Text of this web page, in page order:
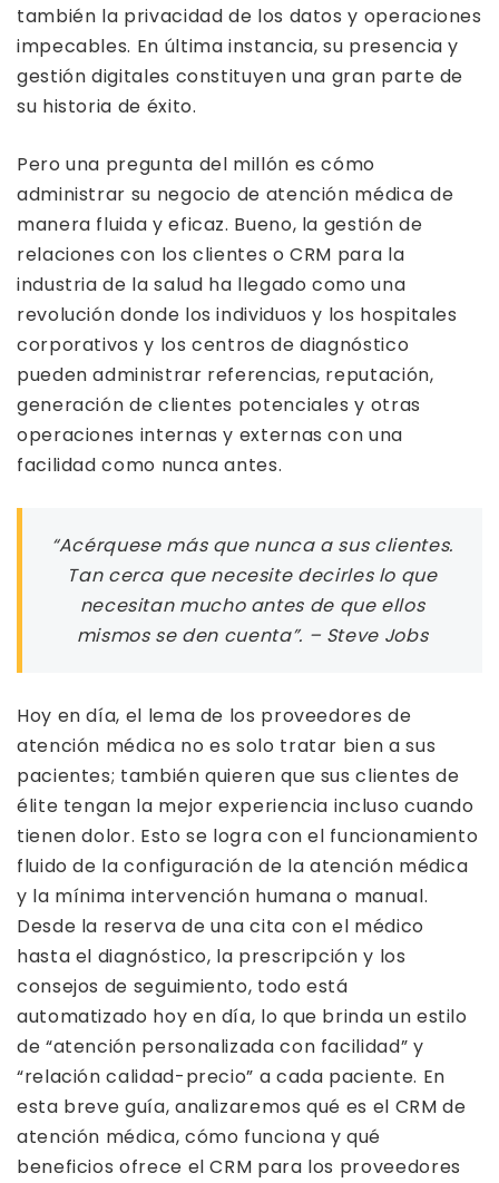
también la privacidad de los datos y operaciones
impecables. En última instancia, su presencia y
gestión digitales constituyen una gran parte de
su historia de éxito.
Pero una pregunta del millón es cómo
administrar su negocio de atención médica de
manera fluida y eficaz. Bueno, la gestión de
relaciones con los clientes o CRM para la
industria de la salud ha llegado como una
revolución donde los individuos y los hospitales
corporativos y los centros de diagnóstico
pueden administrar referencias, reputación,
generación de clientes potenciales y otras
operaciones internas y externas con una
facilidad como nunca antes.
“Acérquese más que nunca a sus clientes.
Tan cerca que necesite decirles lo que
necesitan mucho antes de que ellos
mismos se den cuenta”. – Steve Jobs
Hoy en día, el lema de los proveedores de
atención médica no es solo tratar bien a sus
pacientes; también quieren que sus clientes de
élite tengan la mejor experiencia incluso cuando
tienen dolor. Esto se logra con el funcionamiento
fluido de la configuración de la atención médica
y la mínima intervención humana o manual.
Desde la reserva de una cita con el médico
hasta el diagnóstico, la prescripción y los
consejos de seguimiento, todo está
automatizado hoy en día, lo que brinda un estilo
de “atención personalizada con facilidad” y
“relación calidad-precio” a cada paciente. En
esta breve guía, analizaremos qué es el CRM de
atención médica, cómo funciona y qué
beneficios ofrece el CRM para los proveedores